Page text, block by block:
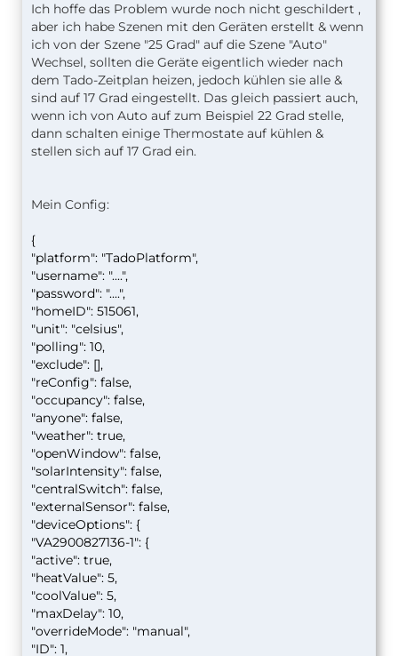
Ich hoffe das Problem wurde noch nicht geschildert ,
aber ich habe Szenen mit den Geräten erstellt & wenn
ich von der Szene "25 Grad" auf die Szene "Auto"
Wechsel, sollten die Geräte eigentlich wieder nach
dem Tado-Zeitplan heizen, jedoch kühlen sie alle &
sind auf 17 Grad eingestellt. Das gleich passiert auch,
wenn ich von Auto auf zum Beispiel 22 Grad stelle,
dann schalten einige Thermostate auf kühlen &
stellen sich auf 17 Grad ein.
Mein Config:
{
"platform": "TadoPlatform",
"username": "....",
"password": "....",
"homeID": 515061,
"unit": "celsius",
"polling": 10,
"exclude": [],
"reConfig": false,
"occupancy": false,
"anyone": false,
"weather": true,
"openWindow": false,
"solarIntensity": false,
"centralSwitch": false,
"externalSensor": false,
"deviceOptions": {
"VA2900827136-1": {
"active": true,
"heatValue": 5,
"coolValue": 5,
"maxDelay": 10,
"overrideMode": "manual",
"ID": 1,